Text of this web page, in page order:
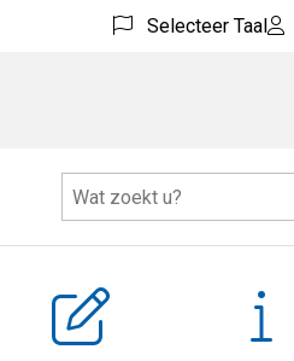
Selecteer Taal